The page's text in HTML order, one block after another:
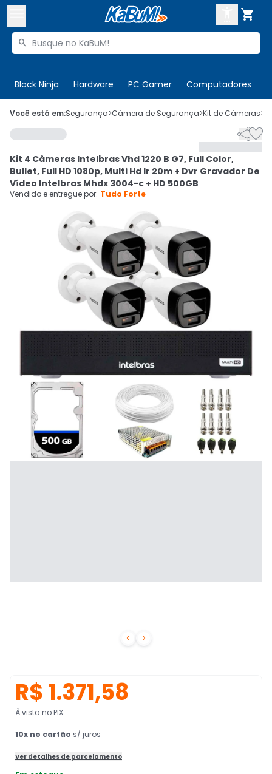

Buscar produtos

Black Ninja Hardware PC Gamer Computadores
 Olá. Acesse sua conta
 Departamentos
Cupons
Mais Vendidos
Ativar tradutor em libras
CADASTRE-SE
Você está em:Segurança>Câmera de Segurança>Kit de Câmeras>
 

Kit 4 Câmeras Intelbras Vhd 1220 B G7, Full Color,
Bullet, Full HD 1080p, Multi Hd Ir 20m + Dvr Gravador De
Vídeo Intelbras Mhdx 3004-c + HD 500GB
Vendido e entregue por: Tudo Forte
R$ 1.371,58
À vista no PIX
10x no cartão s/ juros
Ver detalhes de parcelamento